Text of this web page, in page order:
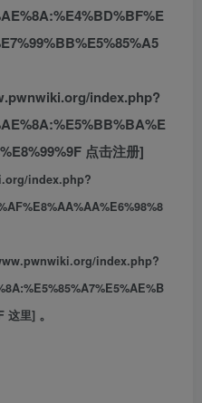
index.php?
点击注册]
index.php?
index.php?
这里] 。